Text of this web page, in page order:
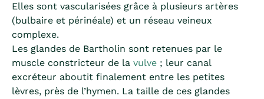
Elles sont vascularisées grâce à plusieurs artères
(bulbaire et périnéale) et un réseau veineux
complexe.
Les glandes de Bartholin sont retenues par le
muscle constricteur de la vulve ; leur canal
excréteur aboutit finalement entre les petites
lèvres, près de l’hymen. La taille de ces glandes